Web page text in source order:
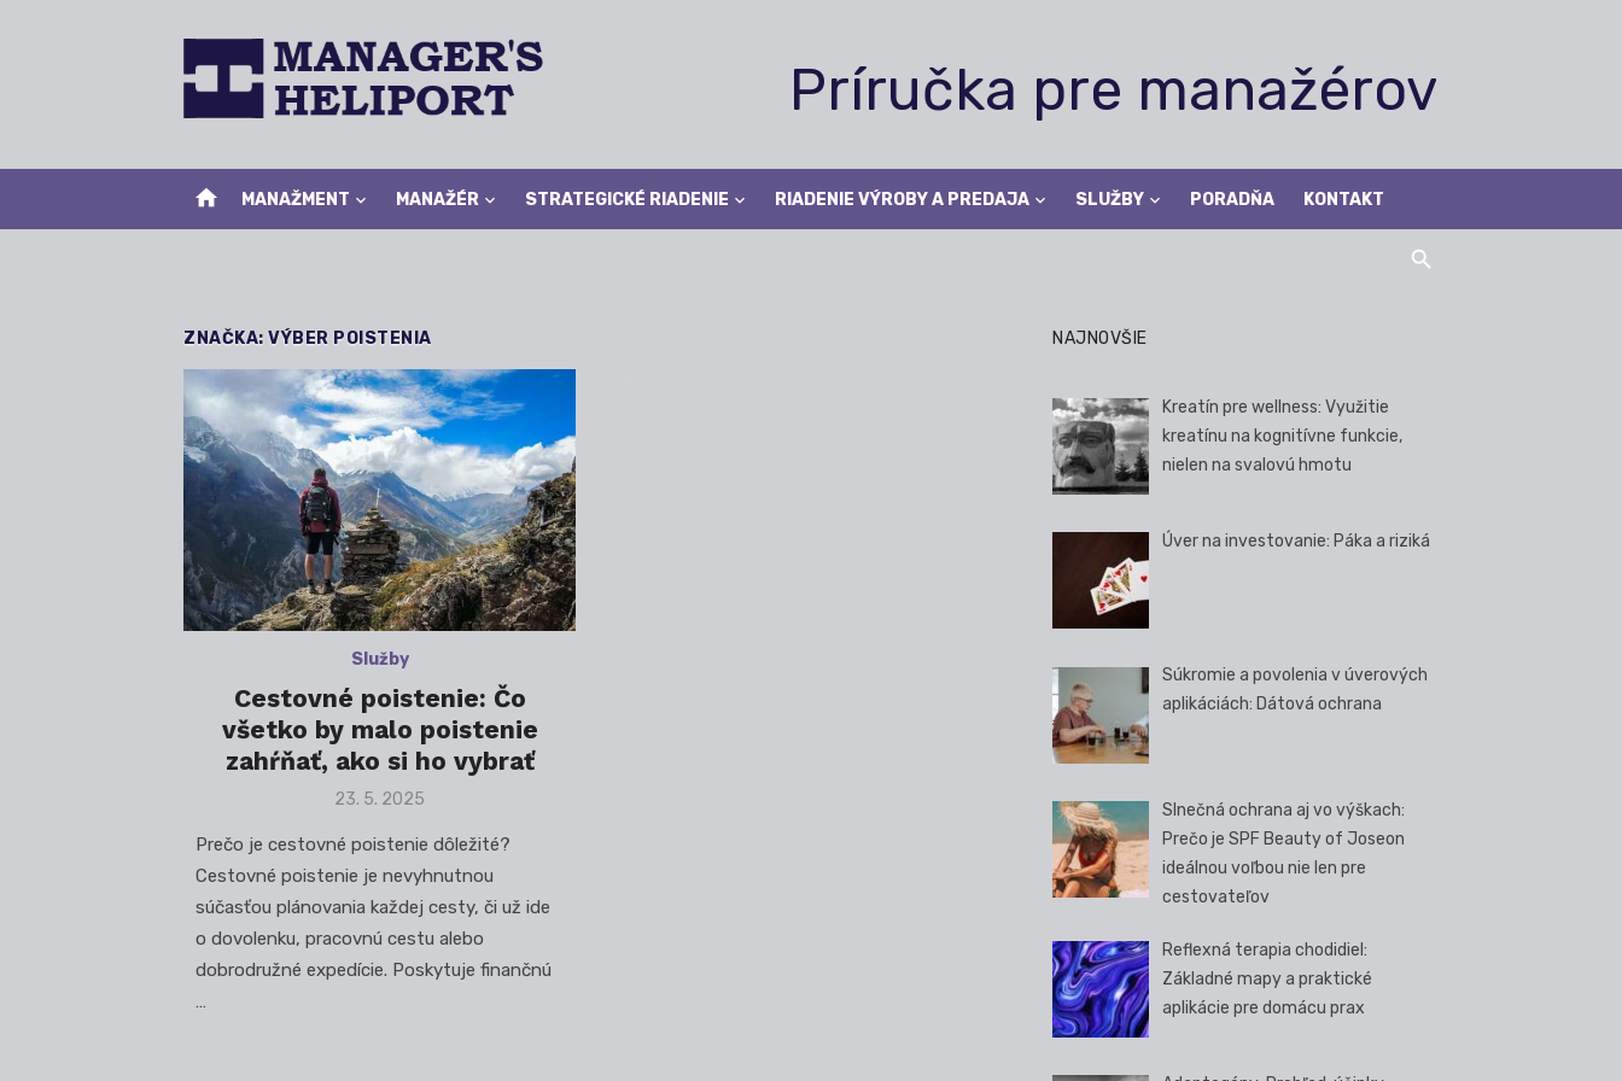
Príručka pre manažérov
home MANAŽMENT MANAŽÉR STRATEGICKÉ RIADENIE RIADENIE VÝROBY A PREDAJA SLUŽBY PORADŇA KONTAKT
ZNAČKA: VÝBER POISTENIA
Služby
Cestovné poistenie: Čo
všetko by malo poistenie
zahŕňať, ako si ho vybrať
Posted
23. 5. 2025
Prečo je cestovné poistenie dôležité?
Cestovné poistenie je nevyhnutnou
súčasťou plánovania každej cesty, či už ide
o dovolenku, pracovnú cestu alebo
dobrodružné expedície. Poskytuje finančnú
…
NAJNOVŠIE
Kreatín pre wellness: Využitie
kreatínu na kognitívne funkcie,
nielen na svalovú hmotu
Úver na investovanie: Páka a riziká
Súkromie a povolenia v úverových
aplikáciách: Dátová ochrana
Slnečná ochrana aj vo výškach:
Prečo je SPF Beauty of Joseon
ideálnou voľbou nie len pre
cestovateľov
Reflexná terapia chodidiel:
Základné mapy a praktické
aplikácie pre domácu prax